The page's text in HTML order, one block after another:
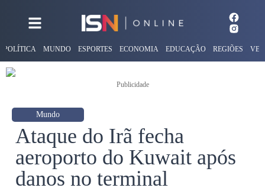
POLÍTICA MUNDO ESPORTES ECONOMIA EDUCAÇÃO REGIÕES
Publicidade
Mundo
Ataque do Irã fecha
aeroporto do Kuwait após
danos no terminal